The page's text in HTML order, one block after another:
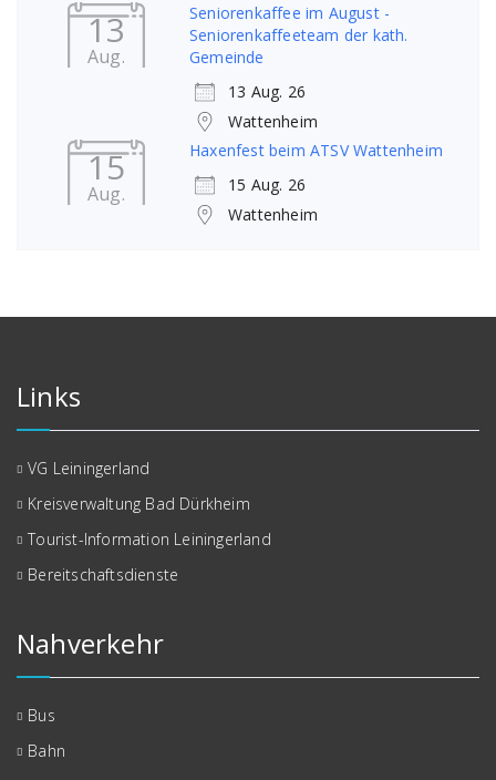
13
Aug.
Seniorenkaffee im August -
Seniorenkaffeeteam der kath.
Gemeinde
13 Aug. 26
Wattenheim
15
Aug.
Haxenfest beim ATSV Wattenheim
15 Aug. 26
Wattenheim
Links
VG Leiningerland
Kreisverwaltung Bad Dürkheim
Tourist-Information Leiningerland
Bereitschaftsdienste
Nahverkehr
Bus
Bahn